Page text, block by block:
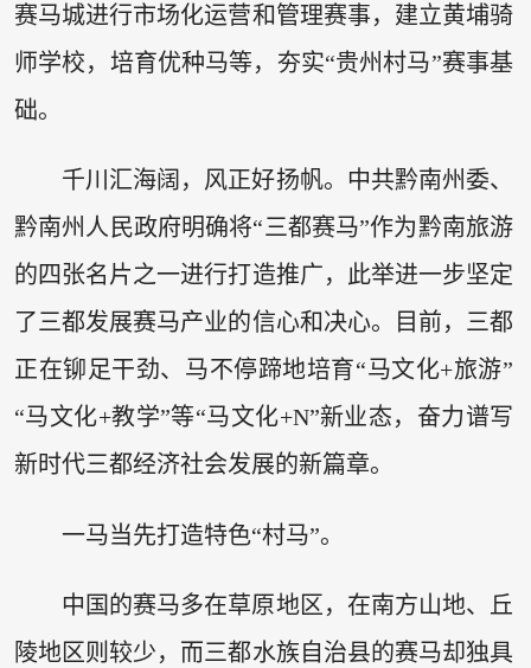
赛马城进行市场化运营和管理赛事，建立黄埔骑
师学校，培育优种马等，夯实“贵州村马”赛事基
础。
千川汇海阔，风正好扬帆。中共黔南州委、
黔南州人民政府明确将“三都赛马”作为黔南旅游
的四张名片之一进行打造推广，此举进一步坚定
了三都发展赛马产业的信心和决心。目前，三都
正在铆足干劲、马不停蹄地培育“马文化+旅游”
“马文化+教学”等“马文化+N”新业态，奋力谱写
新时代三都经济社会发展的新篇章。
一马当先打造特色“村马”。
中国的赛马多在草原地区，在南方山地、丘
陵地区则较少，而三都水族自治县的赛马却独具